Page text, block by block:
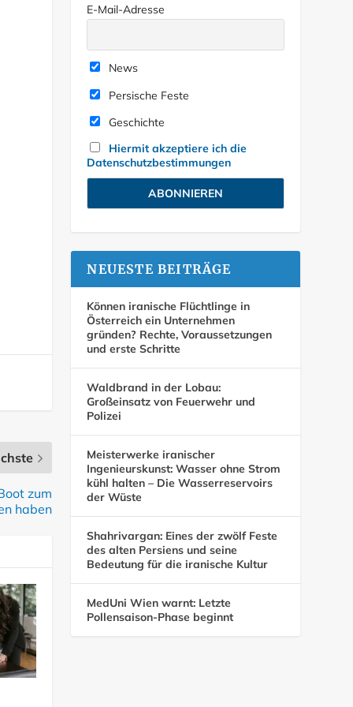
zum
haben
E-Mail-Adresse
News
Persische Feste
Geschichte
Hiermit akzeptiere ich die
Datenschutzbestimmungen
NEUESTE BEITRÄGE
Können iranische Flüchtlinge in
Österreich ein Unternehmen
gründen? Rechte, Voraussetzungen
und erste Schritte
Waldbrand in der Lobau:
Großeinsatz von Feuerwehr und
Polizei
Meisterwerke iranischer
Ingenieurskunst: Wasser ohne Strom
kühl halten – Die Wasserreservoirs
der Wüste
Shahrivargan: Eines der zwölf Feste
des alten Persiens und seine
Bedeutung für die iranische Kultur
MedUni Wien warnt: Letzte
Pollensaison-Phase beginnt